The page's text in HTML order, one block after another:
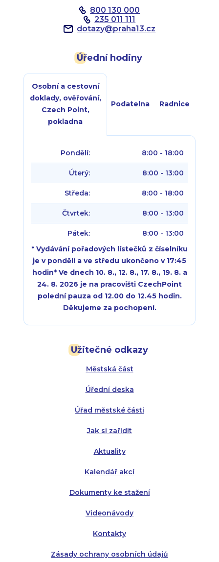
800 130 000
235 011 111
dotazy@praha13.cz
Užitečné odkazy
Městská část
Úřední deska
Úřad městské části
Jak si zařídit
Aktuality
Kalendář akcí
Dokumenty ke stažení
Videonávody
Kontakty
Zásady ochrany osobních údajů
Úřední hodiny
Osobní a cestovní
doklady, ověřování,
Czech Point,
pokladna
Podatelna Radnice
Pondělí: 8:00 - 18:00
Úterý: 8:00 - 13:00
Středa: 8:00 - 18:00
Čtvrtek: 8:00 - 13:00
Pátek:
8:00 - 13:00
* Vydávání pořadových lístečků z číselníku
je v pondělí a ve středu ukončeno v 17:45
hodin* Ve dnech 10. 8., 12. 8., 17. 8., 19. 8. a
24. 8. 2026 je na pracovišti CzechPoint
polední pauza od 12.00 do 12.45 hodin.
Děkujeme za pochopení.
Úterý:
Středa:
Čtvrtek:
Pátek:
Úterý:
Středa:
Čtvrtek: